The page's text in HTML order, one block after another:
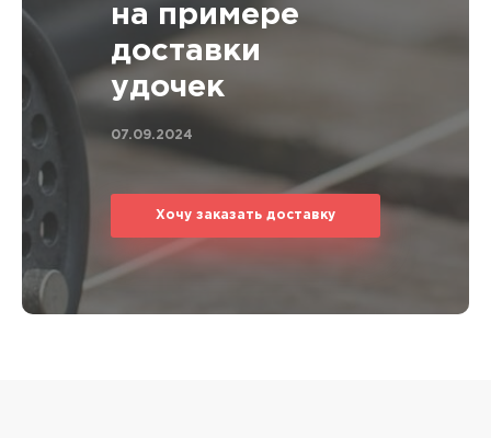
на примере
доставки
удочек
07.09.2024
Хочу заказать доставку